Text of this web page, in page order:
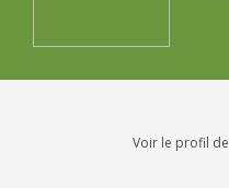
Voir le profil de